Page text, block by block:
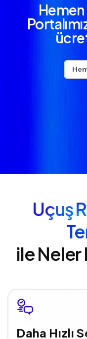
Hemen
Uçuş
ile Neler
Daha Hızlı